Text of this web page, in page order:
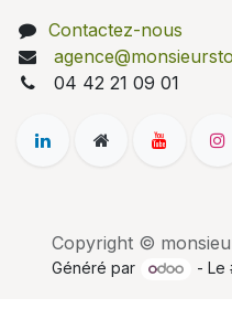
Contactez-nous
04 42 21 09 01
Copyright ©
Généré par - Le